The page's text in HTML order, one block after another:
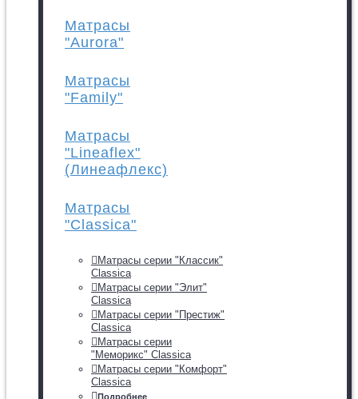
Матрасы
"Aurora"
Матрасы
"Family"
Матрасы
"Lineaflex"
(Линеафлекс)
Матрасы
"Classica"
Матрасы серии "Классик"
Classica
Матрасы серии "Элит"
Classica
Матрасы серии "Престиж"
Classica
Матрасы серии
"Меморикс" Classica
Матрасы серии "Комфорт"
Classica
Подробнее